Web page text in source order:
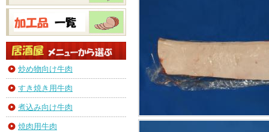
炒め物向け牛肉
すき焼き用牛肉
煮込み向け牛肉
焼肉用牛肉